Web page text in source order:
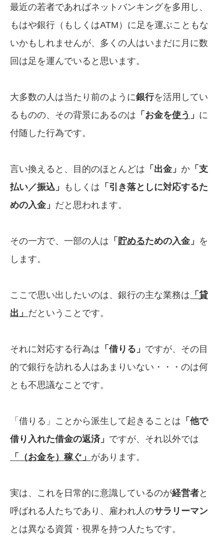
最近の若者であればネットバンキングを多用し、
もはや銀行（もしくはATM）に足を運ぶこともな
いかもしれませんが、多くの人はいまだに月に数
回は足を運んでいると思います。
大多数の人は当たり前のように銀行を活用してい
るものの、その背景にあるのは 「お金を使う 」 に
付随した行為です。
言い換えると、目的のほとんどは 「出金」 か 「支
払い／振込」
もしくは 「引き落としに対応するた
めの入金」 だと思われます。
その一方で、一部の人は 「 貯めるための入金」 を
します。
ここで思い出したいのは、銀行の主な業務は 「貸
出」 だということです。
それに対応する行為は 「借りる」 ですが、その目
的で銀行を訪れる人はあまりいない・・・のは何
とも不思議なことです。
「借りる」ことから派生して起きることは 「他で
借り入れた借金の返済」 ですが、それ以外では
「（お金を）稼ぐ」 があります。
実は、これを日常的に意識しているのが経営者と
呼ばれる人たちであり、雇われ人のサラ リーマン
とは異なる資質・視界を持つ人たちです。